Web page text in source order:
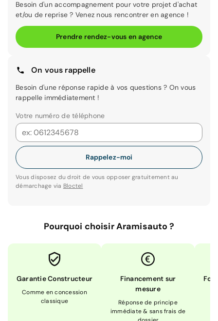
Besoin d'un accompagnement pour votre projet d'achat
et/ou de reprise ? Venez nous rencontrer en agence !
Prendre rendez-vous en agence
On vous rappelle
Besoin d'une réponse rapide à vos questions ? On vous
rappelle immédiatement !
Votre numéro de téléphone
Rappelez-moi
Vous disposez du droit de vous opposer gratuitement au
démarchage via Bloctel
Pourquoi choisir Aramisauto ?
Garantie Constructeur
Comme en concession
classique
Financement sur
mesure
Réponse de principe
immédiate & sans frais de